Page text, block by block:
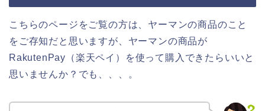
こちらのページをご覧の方は、ヤーマンの商品のこと
をご存知だと思いますが、ヤーマンの商品が
RakutenPay（楽天ペイ）を使って購入できたらいいと
思いませんか？でも、、、。